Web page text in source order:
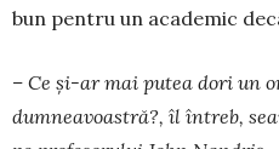
bun pentru un academic
– Ce și-ar mai putea dori un
dumneavoastră?, îl întreb,